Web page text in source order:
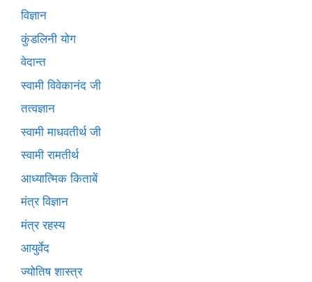
विज्ञान
कुंडलिनी योग
वेदान्त
स्वामी विवेकानंद जी
तत्वज्ञान
स्वामी माधवतीर्थ जी
स्वामी रामतीर्थ
आध्यात्मिक किताबें
मंत्र विज्ञान
मंत्र रहस्य
आयुर्वेद
ज्योतिष शास्त्र